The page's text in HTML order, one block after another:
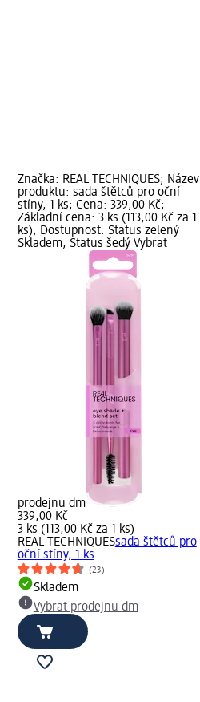
Značka: REAL TECHNIQUES; Název
produktu: sada štětců pro oční
stíny, 1 ks; Cena: 339,00 Kč;
Základní cena: 3 ks (113,00 Kč za 1
ks); Dostupnost: Status zelený
Skladem, Status šedý Vybrat
prodejnu dm
339,00 Kč
3 ks (113,00 Kč za 1 ks)
REAL TECHNIQUESsada štětců pro
oční stíny, 1 ks
(23)
Skladem
Vybrat prodejnu dm